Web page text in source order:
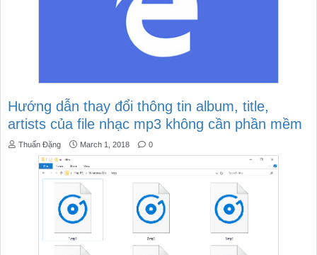
Hướng dẫn thay đổi thông tin album, title,
artists của file nhạc mp3 không cần phần mềm
Thuấn Đặng March 1, 2018 0